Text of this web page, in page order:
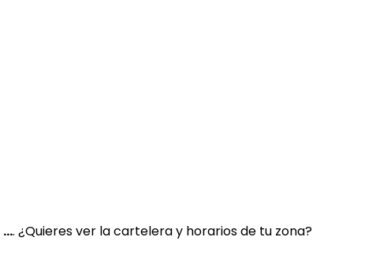
.... ¿Quieres ver la cartelera y horarios de tu zona?